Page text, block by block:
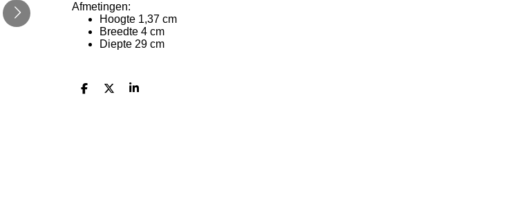
Afmetingen:
Hoogte 1,37 cm
Breedte 4 cm
Diepte 29 cm
D
D
S